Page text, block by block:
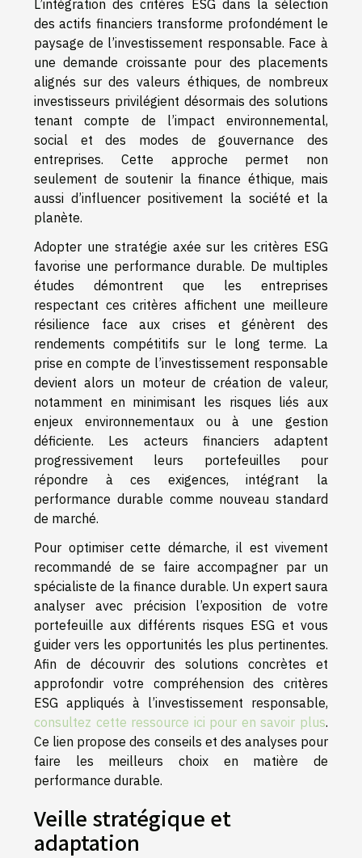
L’intégration des critères ESG dans la sélection
des actifs financiers transforme profondément le
paysage de l’investissement responsable. Face à
une demande croissante pour des placements
alignés sur des valeurs éthiques, de nombreux
investisseurs privilégient désormais des solutions
tenant compte de l’impact environnemental,
social et des modes de gouvernance des
entreprises. Cette approche permet non
seulement de soutenir la finance éthique, mais
aussi d’influencer positivement la société et la
planète.
Adopter une stratégie axée sur les critères ESG
favorise une performance durable. De multiples
études démontrent que les entreprises
respectant ces critères affichent une meilleure
résilience face aux crises et génèrent des
rendements compétitifs sur le long terme. La
prise en compte de l’investissement responsable
devient alors un moteur de création de valeur,
notamment en minimisant les risques liés aux
enjeux environnementaux ou à une gestion
déficiente. Les acteurs financiers adaptent
progressivement leurs portefeuilles pour
répondre à ces exigences, intégrant la
performance durable comme nouveau standard
de marché.
Pour optimiser cette démarche, il est vivement
recommandé de se faire accompagner par un
spécialiste de la finance durable. Un expert saura
analyser avec précision l’exposition de votre
portefeuille aux différents risques ESG et vous
guider vers les opportunités les plus pertinentes.
Afin de découvrir des solutions concrètes et
approfondir votre compréhension des critères
ESG appliqués à l’investissement responsable,
consultez cette ressource ici pour en savoir plus.
Ce lien propose des conseils et des analyses pour
faire les meilleurs choix en matière de
performance durable.
Veille stratégique et
adaptation